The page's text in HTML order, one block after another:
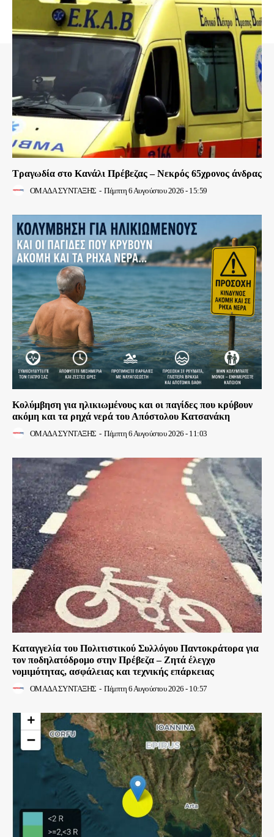
Τραγωδία στο Κανάλι Πρέβεζας – Νεκρός 65χρονος άνδρας
ΟΜΑΔΑ ΣΥΝΤΑΞΗΣ - Πέμπτη 6 Αυγούστου 2026 - 15:59
Κολύμβηση για ηλικιωμένους και οι παγίδες που κρύβουν
ακόμη και τα ρηχά νερά του Απόστολου Κατσανάκη
ΟΜΑΔΑ ΣΥΝΤΑΞΗΣ - Πέμπτη 6 Αυγούστου 2026 - 11:03
Καταγγελία του Πολιτιστικού Συλλόγου Παντοκράτορα για
τον ποδηλατόδρομο στην Πρέβεζα – Ζητά έλεγχο
νομιμότητας, ασφάλειας και τεχνικής επάρκειας
ΟΜΑΔΑ ΣΥΝΤΑΞΗΣ - Πέμπτη 6 Αυγούστου 2026 - 10:57